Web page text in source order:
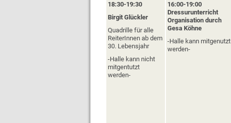
18:30-19:30
Birgit Glückler
Quadrille für alle
ReiterInnen ab dem
30. Lebensjahr
-Halle kann nicht
mitgentutzt
werden-
16:00-19:00
Dressurunterricht
Organisation durch
Gesa Köhne
-Halle kann mitgenutzt
werden-